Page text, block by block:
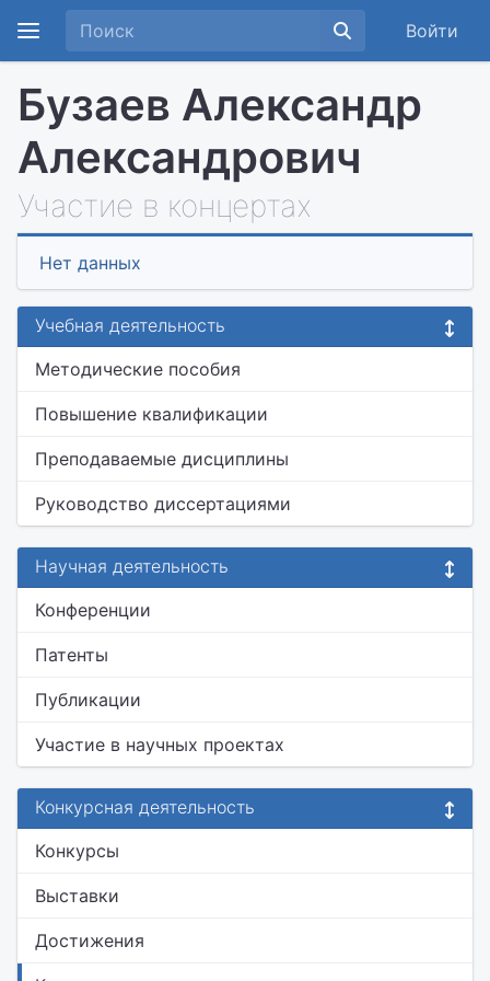
Войти
Бузаев Александр
Александрович
Участие в концертах
Нет данных
Учебная деятельность
Методические пособия
Повышение квалификации
Преподаваемые дисциплины
Руководство диссертациями
Научная деятельность
Конференции
Патенты
Публикации
Участие в научных проектах
Конкурсная деятельность
Конкурсы
Выставки
Достижения